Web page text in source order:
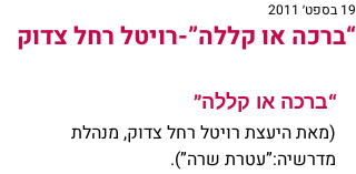
“ברכה או קללה”-רויטל רחל צדוק
19 בספט׳ 2011
“ברכה או קללה”
(מאת היעצת רויטל רחל צדוק, מנהלת
מדרשיה:”עטרת שרה”).